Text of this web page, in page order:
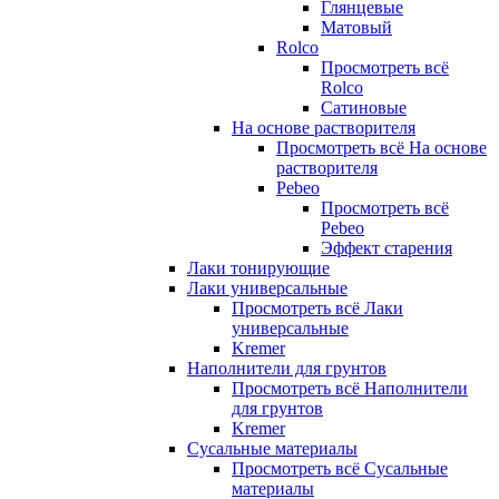
Глянцевые
Матовый
Rolco
Просмотреть всё
Rolco
Сатиновые
На основе растворителя
Просмотреть всё На основе
растворителя
Pebeo
Просмотреть всё
Pebeo
Эффект старения
Лаки тонирующие
Лаки универсальные
Просмотреть всё Лаки
универсальные
Kremer
Наполнители для грунтов
Просмотреть всё Наполнители
для грунтов
Kremer
Сусальные материалы
Просмотреть всё Сусальные
материалы